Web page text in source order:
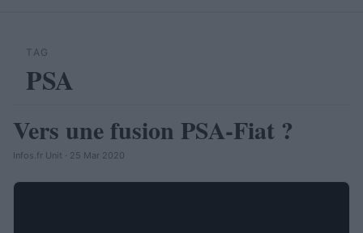
TAG
PSA
AUTOMOBILE
Vers une fusion PSA-Fiat ?
Infos.fr Unit · 25 Mar 2020